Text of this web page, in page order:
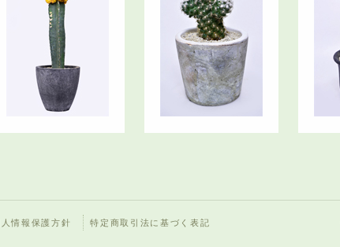
情報保護方針 特定商取引法に基づく表記